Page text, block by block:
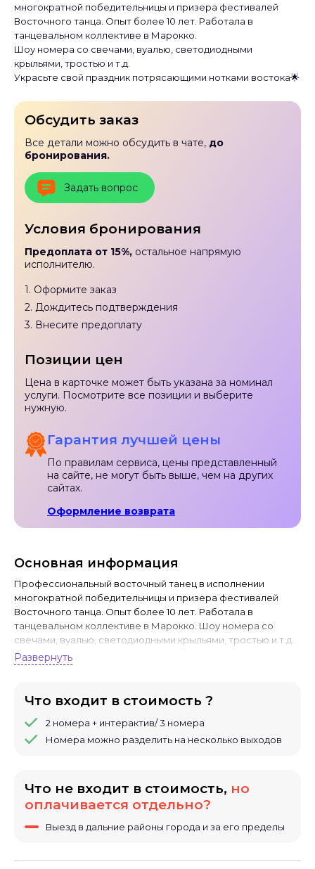
многократной победительницы и призера фестивалей
Восточного танца. Опыт более 10 лет. Работала в
танцевальном коллективе в Марокко.
Шоу номера со свечами, вуалью, светодиодными
крыльями, тростью и т.д.
Украсьте свой праздник потрясающими нотками востока🌟
Обсудить заказ
Все детали можно обсудить в чате, до
бронирования.
Задать вопрос
Условия бронирования
Предоплата от 15%, остальное напрямую
исполнителю.
1. Оформите заказ
2. Дождитесь подтверждения
3. Внесите предоплату
Позиции цен
Цена в карточке может быть указана за номинал
услуги. Посмотрите все позиции и выберите
нужную.
Гарантия лучшей цены
По правилам сервиса, цены представленный
на сайте, не могут быть выше, чем на других
сайтах.
Оформление возврата
Основная информация
Профессиональный восточный танец в исполнении
многократной победительницы и призера фестивалей
Восточного танца. Опыт более 10 лет. Работала в
танцевальном коллективе в Марокко. Шоу номера со
свечами, вуалью, светодиодными крыльями, тростью и т.д.
Украсьте свой праздник потрясающими нотками востока🌟
Развернуть
Что входит в стоимость ?
2 номера + интерактив/ 3 номера
Номера можно разделить на несколько выходов
Что не входит в стоимость, но
оплачивается отдельно?
Выезд в дальние районы города и за его пределы